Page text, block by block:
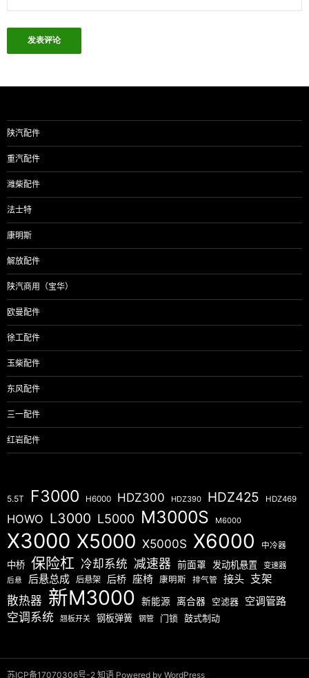
陕汽配件
重汽配件
潍柴配件
法士特
康明斯
解放配件
陕汽商用（宝华）
欧曼配件
徐工配件
玉柴配件
东风配件
三一配件
红岩配件
5.5T F3000 H6000 HDZ300 HDZ390 HDZ425 HDZ469
HOWO L3000 L5000 M3000S M6000
X3000 X5000 X5000S X6000 中冷器
中桥 保险杠 冷却系统 减速器 前面罩 发动机悬置 变速器
后悬 后悬总成 后悬架 后桥 座椅 康明斯 排气管 接头 支架
散热器 新M3000 新能源 离合器 空滤器 空调管路
空调系统 翘板开关 钢板弹簧 钢管 门锁 鼓式制动
苏ICP备17070306号-2 知语 Powered by WordPress